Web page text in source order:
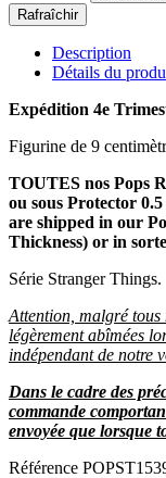
Description
Détails du
Expédition 4e
Figurine de 9
TOUTES nos Pops
ou sous Protector
are shipped in our
Thickness) or in
Série Stranger Things.
Attention, malgré tous
légèrement abîmées
indépendant de notre
Dans le cadre des
commande
envoyée que lorsque
Référence